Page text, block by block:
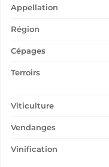
Appellation
Région
Cépages
Terroirs
Viticulture
Vendanges
Vinification